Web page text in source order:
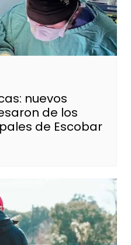
nuevos
de los
de Escobar